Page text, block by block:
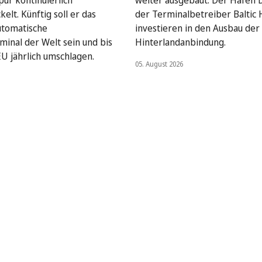
Künftig soll er das
der Welt sein und bis
jährlich umschlagen.
der Terminalbetreiber Baltic
investieren in den Ausbau der
Hinterlandanbindung.
05. August 2026